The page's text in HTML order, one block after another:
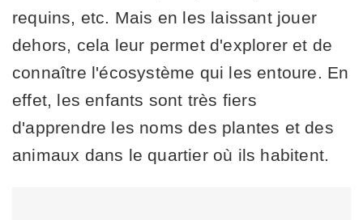
requins, etc. Mais en les laissant jouer
dehors, cela leur permet d'explorer et de
connaître l'écosystème qui les entoure. En
effet, les enfants sont très fiers
d'apprendre les noms des plantes et des
animaux dans le quartier où ils habitent.